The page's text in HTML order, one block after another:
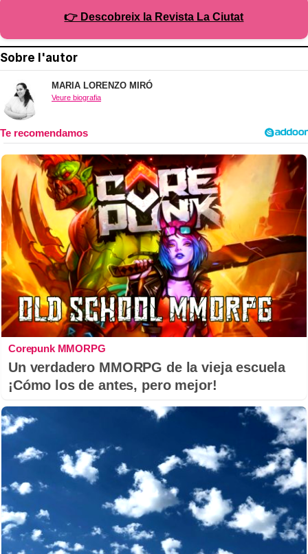
👉 Descobreix la Revista La Ciutat
Sobre l'autor
MARIA LORENZO MIRÓ
Veure biografia
Corepunk MMORPG
Un verdadero MMORPG de la vieja escuela
¡Cómo los de antes, pero mejor!